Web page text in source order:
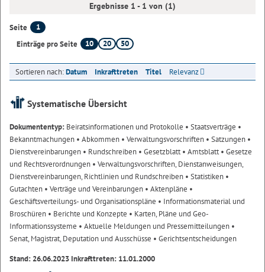
Ergebnisse 1 - 1 von (1)
Seite
1
Einträge pro Seite
10 20 50
Sortieren nach:Datum Inkrafttreten Titel Relevanz
Systematische Übersicht
Dokumententyp: Beiratsinformationen und Protokolle • Staatsverträge •
Bekanntmachungen • Abkommen • Verwaltungsvorschriften • Satzungen •
Dienstvereinbarungen • Rundschreiben • Gesetzblatt• Amtsblatt• Gesetze
und Rechtsverordnungen • Verwaltungsvorschriften, Dienstanweisungen,
Dienstvereinbarungen, Richtlinien und Rundschreiben • Statistiken •
Gutachten • Verträge und Vereinbarungen • Aktenpläne •
Geschäftsverteilungs- und Organisationspläne • Informationsmaterial und
Broschüren • Berichte und Konzepte • Karten, Pläne und Geo-
Informationssysteme • Aktuelle Meldungen und Pressemitteilungen •
Senat, Magistrat, Deputation und Ausschüsse • Gerichtsentscheidungen
Stand: 26.06.2023 Inkrafttreten: 11.01.2000